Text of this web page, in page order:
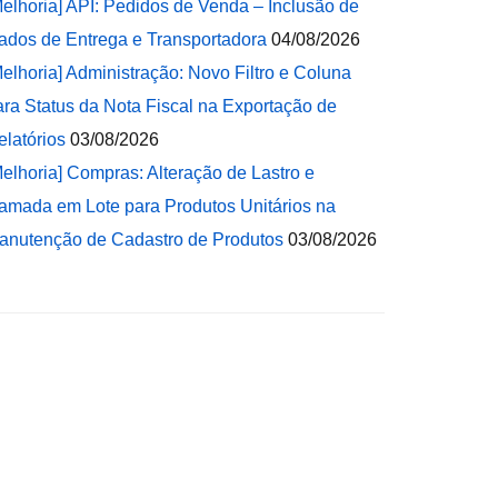
API: Pedidos de Venda – Inclusão de
de Entrega e Transportadora 04/08/2026
Administração: Novo Filtro e Coluna
Status da Nota Fiscal na Exportação de
03/08/2026
Compras: Alteração de Lastro e
em Lote para Produtos Unitários na
de Cadastro de Produtos 03/08/2026